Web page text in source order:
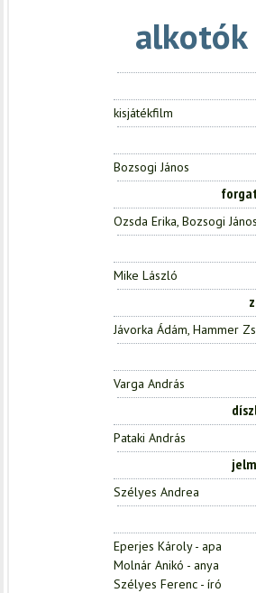
alkotók
kisjátékfilm
Bozsogi János
Ozsda Erika, Bozsogi János
Mike László
Jávorka Ádám, Hammer
Varga András
Pataki András
Szélyes Andrea
Eperjes Károly - apa
Molnár Anikó - anya
Szélyes Ferenc - író